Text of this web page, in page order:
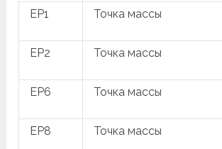
EP1 Точка массы
EP2 Точка массы
EP6 Точка массы
EP8 Точка массы